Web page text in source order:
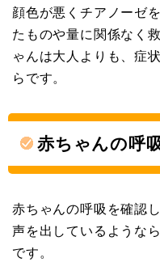
顔色が悪くチアノーゼ
たものや量に関係なく
ゃんは大人よりも、症
らです。
赤ちゃんの呼
赤ちゃんの呼吸を確認
声を出しているような
です。